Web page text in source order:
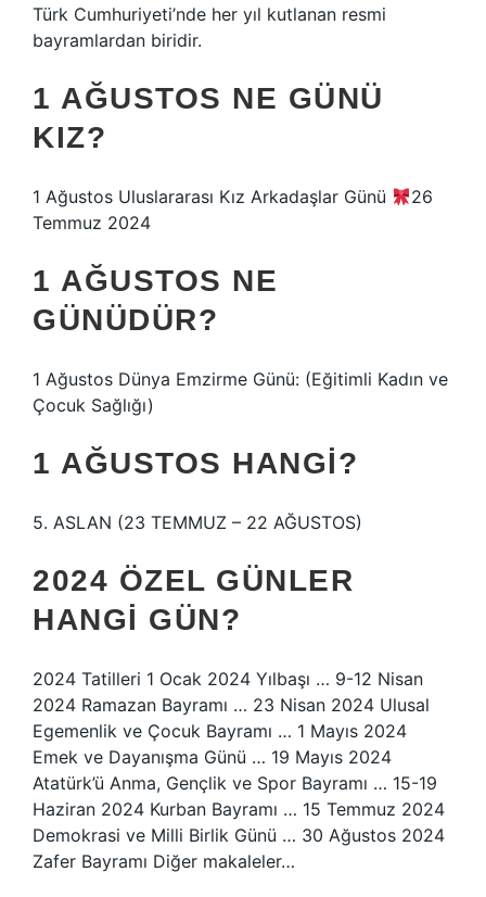
Türk Cumhuriyeti’nde her yıl kutlanan resmi
bayramlardan biridir.
1 AĞUSTOS NE GÜNÜ
KIZ?
1 Ağustos Uluslararası Kız Arkadaşlar Günü
26
Temmuz 2024
1 AĞUSTOS NE
GÜNÜDÜR?
1 Ağustos Dünya Emzirme Günü: (Eğitimli Kadın ve
Çocuk Sağlığı)
1 AĞUSTOS HANGI?
5. ASLAN (23 TEMMUZ – 22 AĞUSTOS)
2024 ÖZEL GÜNLER
HANGI GÜN?
2024 Tatilleri 1 Ocak 2024 Yılbaşı … 9-12 Nisan
2024 Ramazan Bayramı … 23 Nisan 2024 Ulusal
Egemenlik ve Çocuk Bayramı … 1 Mayıs 2024
Emek ve Dayanışma Günü … 19 Mayıs 2024
Atatürk’ü Anma, Gençlik ve Spor Bayramı … 15-19
Haziran 2024 Kurban Bayramı … 15 Temmuz 2024
Demokrasi ve Milli Birlik Günü … 30 Ağustos 2024
Zafer Bayramı Diğer makaleler…